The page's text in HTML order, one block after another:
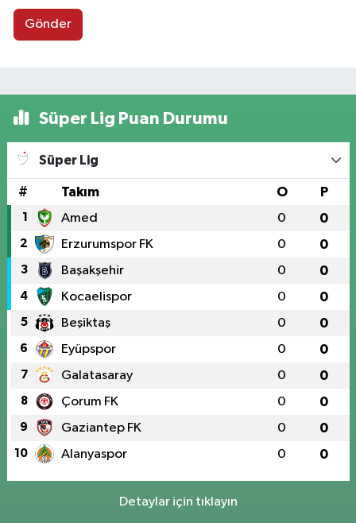
Gönder
Süper Lig Puan Durumu
Süper Lig
# Takım O P
1 Amed 0 0
2 Erzurumspor FK 0 0
3 Başakşehir 0 0
4 Kocaelispor 0 0
5 Beşiktaş 0 0
6 Eyüpspor 0 0
7 Galatasaray 0 0
8 Çorum FK 0 0
9 Gaziantep FK 0 0
10 Alanyaspor 0 0
Detaylar için tıklayın